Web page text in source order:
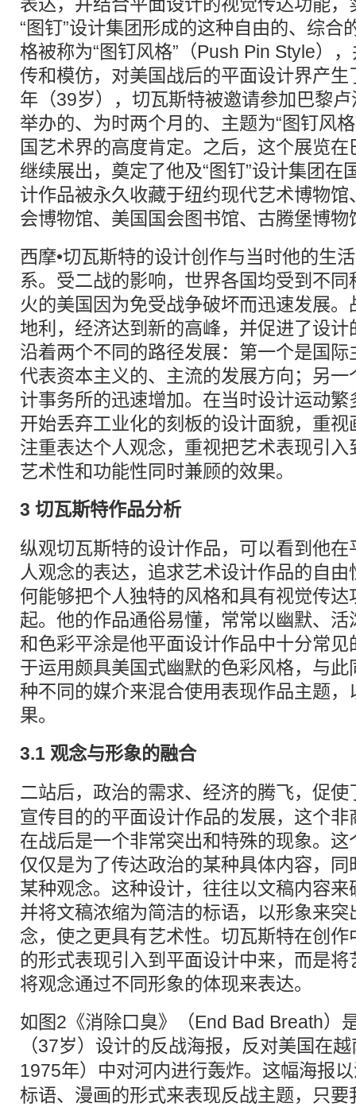
“图钉”设计集团形成的这种自由的、综合
格被称为“图钉风格”（Push Pin Style）
传和模仿，对美国战后的平面设计界产
年（39岁），切瓦斯特被邀请参加巴黎
举办的、为时两个月的、主题为“图钉风
国艺术界的高度肯定。之后，这个展览
继续展出，奠定了他及“图钉”设计集团在
计作品被永久收藏于纽约现代艺术博物
会博物馆、美国国会图书馆、古腾堡博
西摩•切瓦斯特的设计创作与当时他的生
系。受二战的影响，世界各国均受到不
火的美国因为免受战争破坏而迅速发展
地利，经济达到新的高峰，并促进了设
沿着两个不同的路径发展：第一个是国
代表资本主义的、主流的发展方向；另
计事务所的迅速增加。在当时设计运动
开始丢弃工业化的刻板的设计面貌，重
注重表达个人观念，重视把艺术表现引
艺术性和功能性同时兼顾的效果。
3 切瓦斯特作品分析
纵观切瓦斯特的设计作品，可以看到他
人观念的表达，追求艺术设计作品的自
何能够把个人独特的风格和具有视觉传
起。他的作品通俗易懂，常常以幽默、
和色彩平涂是他平面设计作品中十分常
于运用颇具美国式幽默的色彩风格，与
种不同的媒介来混合使用表现作品主题
果。
3.1 观念与形象的融合
二站后，政治的需求、经济的腾飞，促使
宣传目的的平面设计作品的发展，这个
在战后是一个非常突出和特殊的现象。
仅仅是为了传达政治的某种具体内容，
某种观念。这种设计，往往以文稿内容
并将文稿浓缩为简洁的标语，以形象来
念，使之更具有艺术性。切瓦斯特在创
的形式表现引入到平面设计中来，而是
将观念通过不同形象的体现来表达。
如图2《消除口臭》（End Bad Breath）
（37岁）设计的反战海报，反对美国在
1975年）中对河内进行轰炸。这幅海报
标语、漫画的形式来表现反战主题，只